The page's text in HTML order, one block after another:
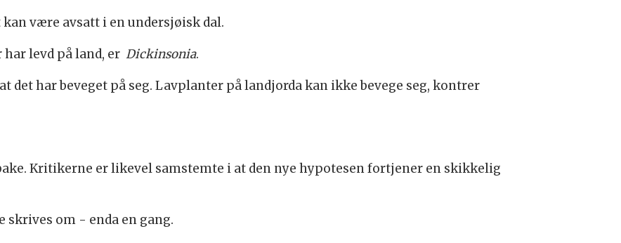
være avsatt i en undersjøisk dal.
levd på land, er Dickinsonia.
det har beveget på seg. Lavplanter på landjorda kan ikke bevege seg, kontrer
Kritikerne er likevel samstemte i at den nye hypotesen fortjener en skikkelig
skrives om - enda en gang.